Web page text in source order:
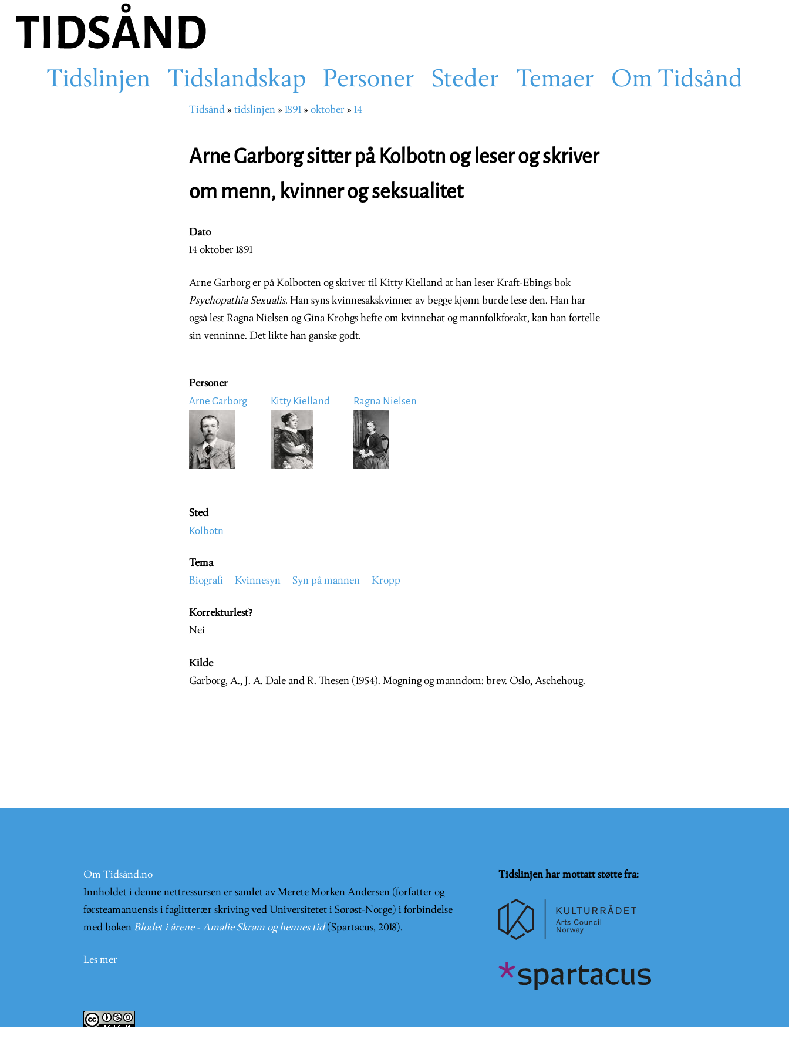
hovedinnhold
Main
Tidslinjen Tidslandskap Personer Steder Temaer Om Tidsånd
Navigasjonssti
Tidsånd tidslinjen 1891 oktober 14
Arne Garborg sitter på Kolbotn og leser og skriver
om menn, kvinner og seksualitet
Dato
14 oktober 1891
Arne Garborg er på Kolbotten og skriver til Kitty Kielland at han leser Kraft-Ebings bok
Psychopathia Sexualis. Han syns kvinnesakskvinner av begge kjønn burde lese den. Han har
også lest Ragna Nielsen og Gina Krohgs hefte om kvinnehat og mannfolkforakt, kan han fortelle
sin venninne. Det likte han ganske godt.
Personer
Arne Garborg
Image
Kitty Kielland
Image
Ragna Nielsen
Image
Sted
Kolbotn
Tema
Biografi
Kvinnesyn Syn på mannen Kropp
Korrekturlest?
Nei
Kilde
Garborg, A., J. A. Dale and R. Thesen (1954). Mogning og manndom: brev. Oslo, Aschehoug.
Om Tidsånd.no
Innholdet i denne nettressursen er samlet av Merete Morken Andersen (forfatter og
førsteamanuensis i faglitterær skriving ved Universitetet i Sørøst-Norge) i forbindelse
med boken Blodet i årene - Amalie Skram og hennes tid (Spartacus, 2018).
Les mer
Tidslinjen har mottatt støtte fra: